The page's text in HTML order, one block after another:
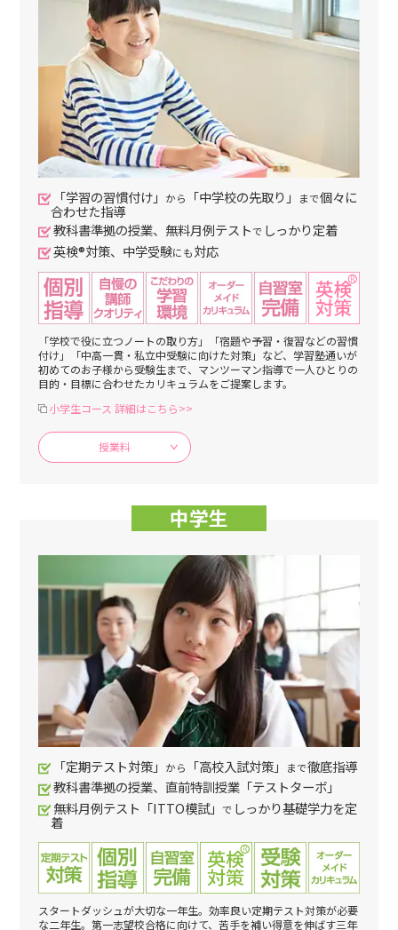
「学習の習慣付け」 から 「中学校の先取り」 まで個々に
合わせた指導
教科書準拠の授業、無料月例テストで しっかり定着
英検®対策、中学受験にも対応
「学校で役に立つノートの取り方」「宿題や予習・復習などの習慣
付け」「中高一貫・私立中受験に向けた対策」など、学習塾通いが
初めてのお子様から受験生まで、マンツーマン指導で一人ひとりの
目的・目標に合わせたカリキュラムをご提案します。
小学生コース 詳細はこちら>>
授業料
中学生
「定期テスト対策」 から 「高校入試対策」 まで徹底指導
教科書準拠の授業、直前特訓授業「テストターボ」
無料月例テスト「ITTO模試」 で しっかり基礎学力を定
着
スタートダッシュが大切な一年生。効率良い定期テスト対策が必要
な二年生。第一志望校合格に向けて、苦手を補い得意を伸ばす三年